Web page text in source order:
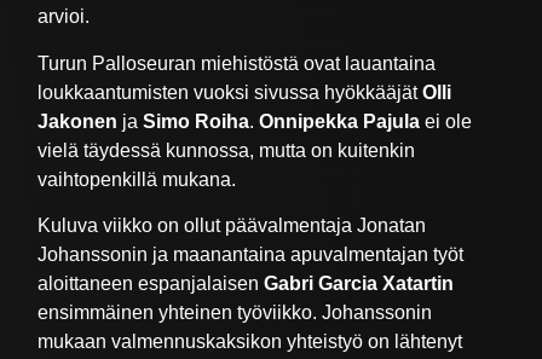
arvioi.
Turun Palloseuran miehistöstä ovat lauantaina
loukkaantumisten vuoksi sivussa hyökkääjätOlli
Jakonen jaSimo Roiha.Onnipekka Pajula ei ole
vielä täydessä kunnossa, mutta on kuitenkin
vaihtopenkillä mukana.
Kuluva viikko on ollut päävalmentaja Jonatan
Johanssonin ja maanantaina apuvalmentajan työt
aloittaneen espanjalaisenGabri Garcia Xatartin
ensimmäinen yhteinen työviikko. Johanssonin
mukaan valmennuskaksikon yhteistyö on lähtenyt